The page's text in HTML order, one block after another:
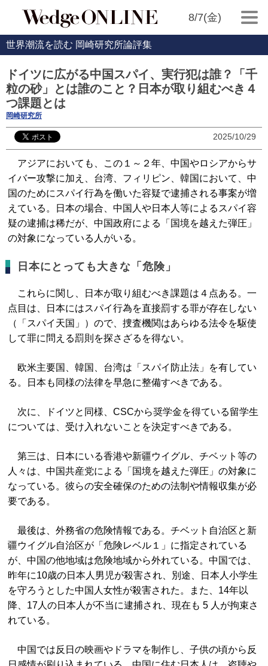
8/7(金)
世界潮流を読む 岡崎研究所論評集
ドイツに広がる中国スパイ、実行犯は誰？「千
粒の砂」とは誰のこと？日本が取り組むべき４
つ課題とは
岡崎研究所
2025/10/29
アジアにおいても、この１～２年、中国やロシアからサ
イバー攻撃に加え、台湾、フィリピン、韓国において、中
国のためにスパイ行為を働いた容疑で逮捕される事案が増
えている。日本の場合、中国人や日本人等によるスパイ容
疑の逮捕は稀だが、中国政府による「国境を越えた弾圧」
の対象になっている人がいる。
日本にとっても大きな「危険」
これらに関し、日本が取り組むべき課題は４点ある。一
点目は、日本にはスパイ行為を直接罰する罪が存在しない
（「スパイ天国」）ので、捜査機関はあらゆる法令を駆使
して罪に問える罰則を探さざるを得ない。
欧米主要国、韓国、台湾は「スパイ防止法」を有してい
る。日本も同様の法律を早急に整備すべきである。
次に、ドイツと同様、CSCから奨学金を得ている留学生
については、受け入れないことを決定すべきである。
第三は、日本にいる香港や新疆ウイグル、チベット等の
人々は、中国共産党による「国境を越えた弾圧」の対象に
なっている。彼らの安全確保のための法制や情報収集が必
要である。
最後は、外務省の危険情報である。チベット自治区と新
疆ウイグル自治区が「危険レベル１」に指定されている
が、中国の他地域は危険地域から外れている。中国では、
昨年に10歳の日本人男児が殺害され、別途、日本人小学生
を守ろうとした中国人女性が殺害された。また、14年以
降、17人の日本人が不当に逮捕され、現在も 5 人が拘束さ
れている。
中国では反日の映画やドラマを制作し、子供の頃から反